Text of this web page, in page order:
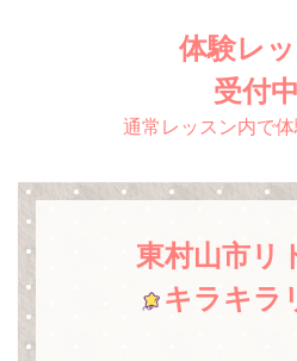
体験レ
受付中
通常レッスン内で
東村山市リ
キラキラ